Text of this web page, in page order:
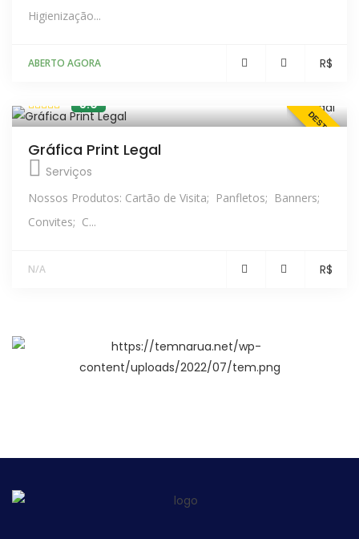
Higienização...
ABERTO AGORA R$
DESTAQUE
5.0
Gráfica Print Legal
Serviços
Nossos Produtos: Cartão de Visita; Panfletos; Banners;
Convites; C...
N/A R$